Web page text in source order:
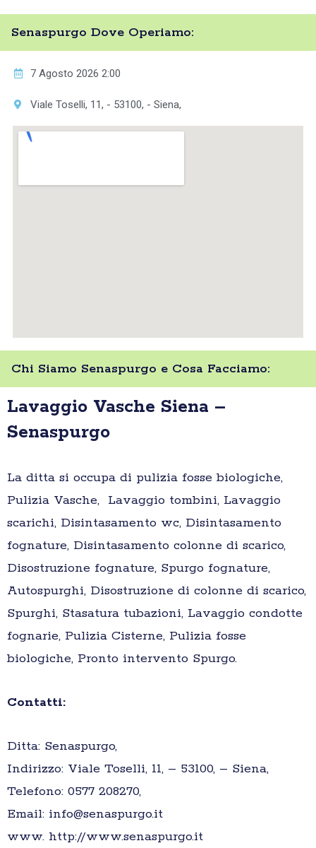
Senaspurgo Dove Operiamo:
7 Agosto 2026 2:00
Viale Toselli, 11, - 53100, - Siena,
Chi Siamo Senaspurgo e Cosa Facciamo:
Lavaggio Vasche Siena –
Senaspurgo
La ditta si occupa di pulizia fosse biologiche,
Pulizia Vasche, Lavaggio tombini, Lavaggio
scarichi, Disintasamento wc, Disintasamento
fognature, Disintasamento colonne di scarico,
Disostruzione fognature, Spurgo fognature,
Autospurghi, Disostruzione di colonne di scarico,
Spurghi, Stasatura tubazioni, Lavaggio condotte
fognarie, Pulizia Cisterne, Pulizia fosse
biologiche, Pronto intervento Spurgo.
Contatti:
Ditta: Senaspurgo,
Indirizzo: Viale Toselli, 11, – 53100, – Siena,
Telefono: 0577 208270,
Email: info@senaspurgo.it
www. http://www.senaspurgo.it